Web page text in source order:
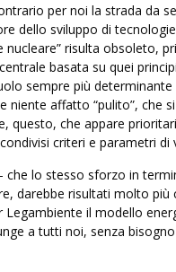
per noi la strada da
dello sviluppo di
risulta obsoleto,
basata su quei
sempre più
affatto “pulito”, che
questo, che appare
criteri e parametri di
che lo stesso sforzo in
darebbe risultati molto
il modello
a tutti noi, senza